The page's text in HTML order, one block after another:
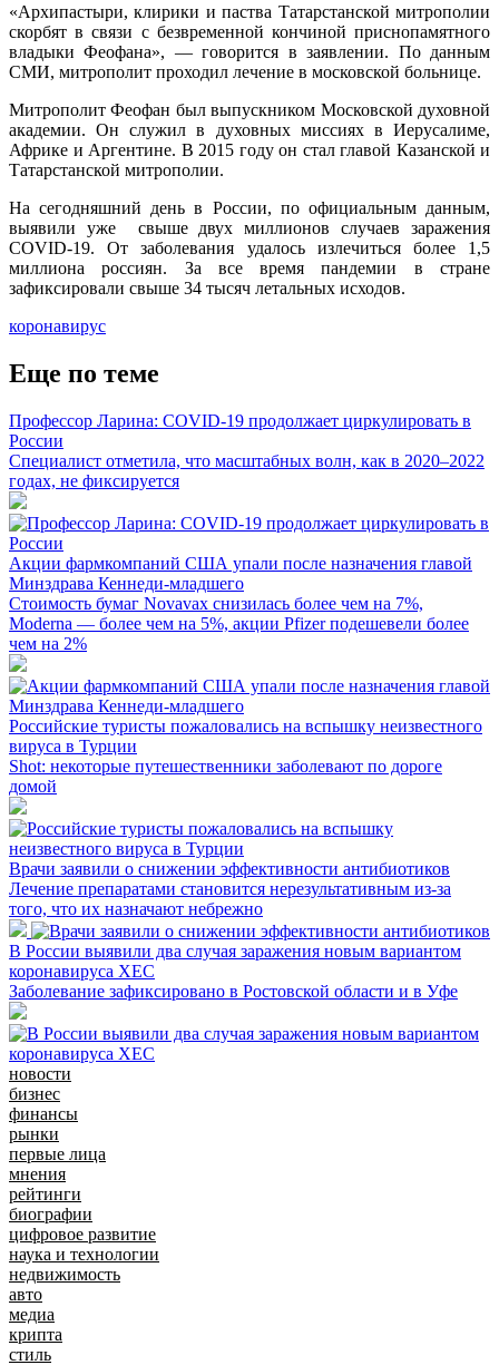
«Архипастыри, клирики и паства Татарстанской митрополии
скорбят в связи с безвременной кончиной приснопамятного
владыки Феофана», — говорится в заявлении. По данным
СМИ, митрополит проходил лечение в московской больнице.
Митрополит Феофан был выпускником Московской духовной
академии. Он служил в духовных миссиях в Иерусалиме,
Африке и Аргентине. В 2015 году он стал главой Казанской и
Татарстанской митрополии.
На сегодняшний день в России, по официальным данным,
выявили уже свыше двух миллионов случаев заражения
COVID-19. От заболевания удалось излечиться более 1,5
миллиона россиян. За все время пандемии в стране
зафиксировали свыше 34 тысяч летальных исходов.
коронавирус
Еще по теме
Профессор Ларина: COVID-19 продолжает циркулировать в
России
Специалист отметила, что масштабных волн, как в 2020–2022
годах, не фиксируется
Акции фармкомпаний США упали после назначения главой
Минздрава Кеннеди-младшего
Стоимость бумаг Novavax снизилась более чем на 7%,
Moderna — более чем на 5%, акции Pfizer подешевели более
чем на 2%
Российские туристы пожаловались на вспышку неизвестного
вируса в Турции
Shot: некоторые путешественники заболевают по дороге
домой
Врачи заявили о снижении эффективности антибиотиков
Лечение препаратами становится нерезультативным из-за
того, что их назначают небрежно
В России выявили два случая заражения новым вариантом
коронавируса XEC
Заболевание зафиксировано в Ростовской области и в Уфе
новости
бизнес
финансы
рынки
первые лица
мнения
рейтинги
биографии
цифровое развитие
наука и технологии
недвижимость
авто
медиа
крипта
стиль